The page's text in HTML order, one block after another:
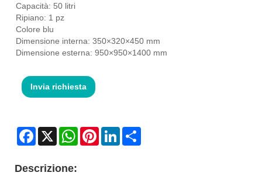
Capacità: 50 litri
Ripiano: 1 pz
Colore blu
Dimensione interna: 350×320×450 mm
Dimensione esterna: 950×950×1400 mm
Invia richiesta
Facebook
X WhatsAppPinterestLinkedIn
Descrizione: